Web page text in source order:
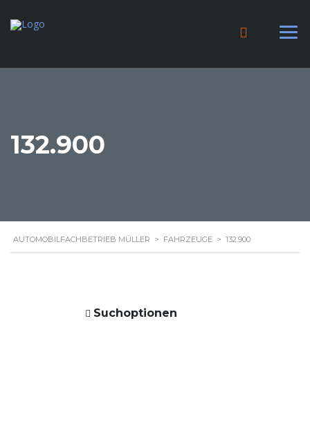
132.900
AUTOMOBILFACHBETRIEB MÜLLER > FAHRZEUGE > 132.900
Suchoptionen